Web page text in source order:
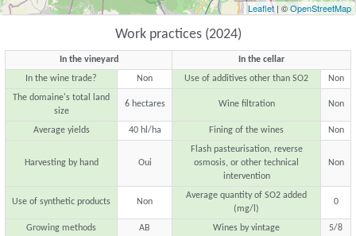
Leaflet| ©OpenStreetMap
Work practices (2024)
In the vineyard
In the cellar
In the wine trade?
Non Use of additives other than SO2
Non
The domaine's total land
size
6 hectares Wine filtration Non
Average yields 40 hl/ha Fining of the wines Non
Harvesting by hand Oui
Flash pasteurisation, reverse
osmosis, or other technical
intervention
Non
Use of synthetic products Non
Average quantity of SO2 added
(mg/l)
0
Growing methods AB Wines by vintage 5/8